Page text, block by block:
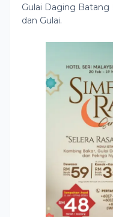
Gulai Daging
dan Gulai.